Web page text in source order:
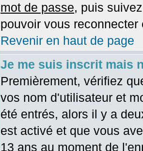
mot de passe, puis
pouvoir vous
Revenir en haut de page
Je me suis inscrit mais
Premièrement, vérifiez
vos nom d'utilisateur et
été entrés, alors il y a
est activé et que vous
13 ans au moment de